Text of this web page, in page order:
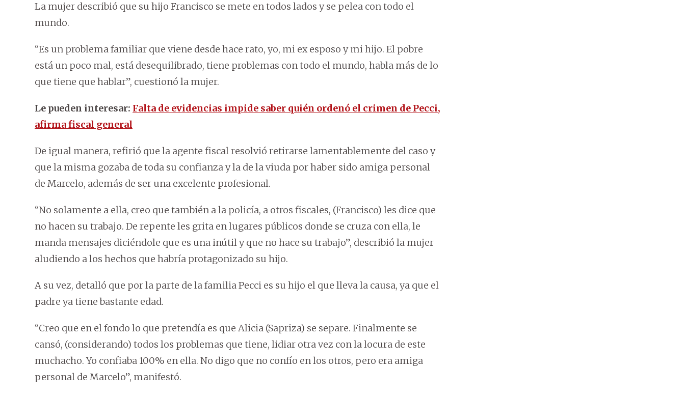
La mujer describió que su hijo Francisco se mete en todos lados y se pelea con todo el
mundo.
“Es un problema familiar que viene desde hace rato, yo, mi ex esposo y mi hijo. El pobre
está un poco mal, está desequilibrado, tiene problemas con todo el mundo, habla más de lo
que tiene que hablar”, cuestionó la mujer.
Le pueden interesar: Falta de evidencias impide saber quién ordenó el crimen de Pecci,
afirma fiscal general
De igual manera, refirió que la agente fiscal resolvió retirarse lamentablemente del caso y
que la misma gozaba de toda su confianza y la de la viuda por haber sido amiga personal
de Marcelo, además de ser una excelente profesional.
“No solamente a ella, creo que también a la policía, a otros fiscales, (Francisco) les dice que
no hacen su trabajo. De repente les grita en lugares públicos donde se cruza con ella, le
manda mensajes diciéndole que es una inútil y que no hace su trabajo”, describió la mujer
aludiendo a los hechos que habría protagonizado su hijo.
A su vez, detalló que por la parte de la familia Pecci es su hijo el que lleva la causa, ya que el
padre ya tiene bastante edad.
“Creo que en el fondo lo que pretendía es que Alicia (Sapriza) se separe. Finalmente se
cansó, (considerando) todos los problemas que tiene, lidiar otra vez con la locura de este
muchacho. Yo confiaba 100% en ella. No digo que no confío en los otros, pero era amiga
personal de Marcelo”, manifestó.